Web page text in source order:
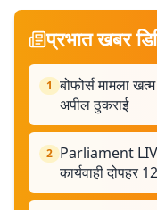
प्रभात खबर
1 बोफोर्स मामला
अपील ठुकराई
2 Parliament
कार्यवाही दोपहर